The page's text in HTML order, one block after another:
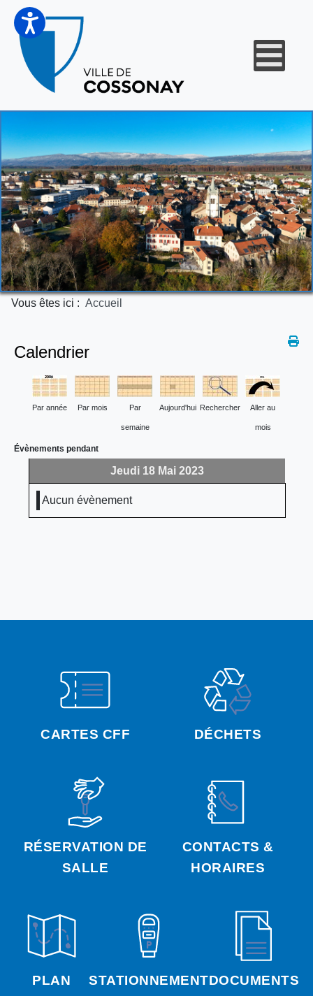
Vous êtes ici : Accueil
CARTES CFF DÉCHETS
RÉSERVATION DE
SALLE
CONTACTS &
HORAIRES
PLAN STATIONNEMENTDOCUMENTS
Calendrier
Par année Par mois Par
semaine
Aujourd'hui Rechercher Aller au
mois
Évènements pendant
Jeudi 18 Mai 2023
Aucun évènement